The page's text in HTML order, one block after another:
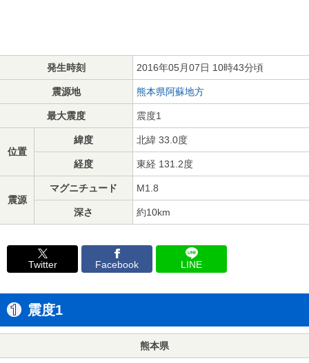
発生時刻 2016年05月07日 10時43分頃
震源地 熊本県阿蘇地方
最大震度 震度1
位置
緯度 北緯 33.0度
経度 東経 131.2度
震源
マグニチュード M1.8
深さ 約10km
Twitter Facebook LINE
震度1
熊本県